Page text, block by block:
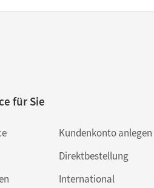
für Sie
Kundenkonto anlegen
Direktbestellung
International